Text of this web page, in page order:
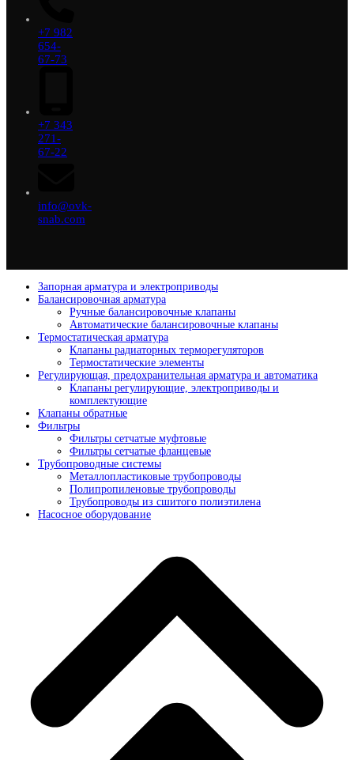
+7 982
654-
67-73
+7 343
271-
67-22
info@ovk-
snab.com
Запорная арматура и электроприводы
Балансировочная арматура
Ручные балансировочные клапаны
Автоматические балансировочные клапаны
Термостатическая арматура
Клапаны радиаторных терморегуляторов
Термостатические элементы
Регулирующая, предохранительная арматура и автоматика
Клапаны регулирующие, электроприводы и
комплектующие
Клапаны обратные
Фильтры
Фильтры сетчатые муфтовые
Фильтры сетчатые фланцевые
Трубопроводные системы
Металлопластиковые трубопроводы
Полипропиленовые трубопроводы
Трубопроводы из сшитого полиэтилена
Насосное оборудование